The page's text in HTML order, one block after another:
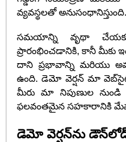
వ్యవస్థలతో అనుసంధానిస్తుంది.
సమయాన్ని వృథా
ప్రారంభించడానికి, కానీ మీకు
దాని ప్రభావాన్ని మరియు
ఉంది. డెమో వెర్షన్ మా
మీరు మా నిపుణుల నుండి
ఫలవంతమైన సహకారానికి
డెమో వెర్షన్‌ను